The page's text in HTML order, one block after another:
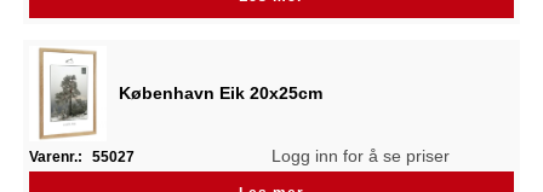
København Eik 20x25cm
Varenr.: 55027 Logg inn for å se priser